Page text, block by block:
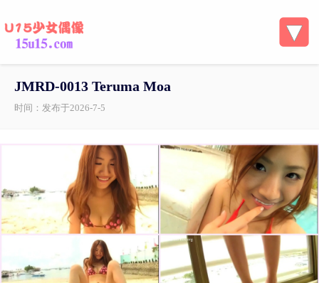
JMRD-0013 Teruma Moa
时间：发布于2026-7-5